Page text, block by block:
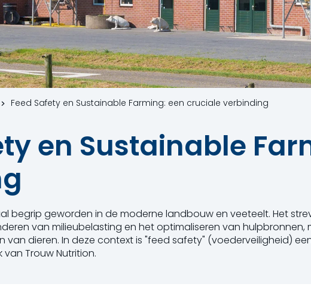
Feed Safety en Sustainable Farming: een cruciale verbinding
en Sustainable
begrip geworden in de moderne landbouw en veeteelt. Het
van milieubelasting en het optimaliseren van
van dieren. In deze context is "feed safety" (voederveiligheid)
Trouw Nutrition.